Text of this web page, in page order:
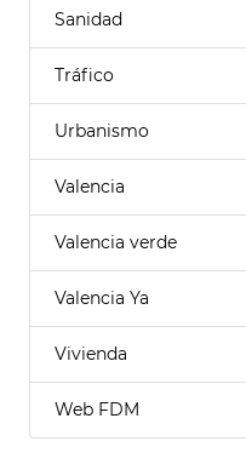
Sanidad
Tráfico
Urbanismo
Valencia
Valencia verde
Valencia Ya
Vivienda
Web FDM